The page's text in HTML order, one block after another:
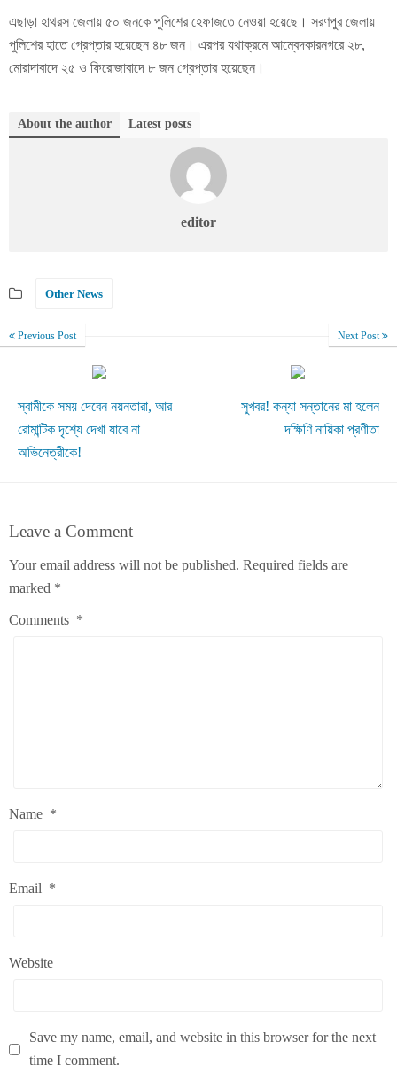
এছাড়া হাথরস জেলায় ৫০ জনকে পুলিশের হেফাজতে নেওয়া হয়েছে। সরণপুর জেলায়
পুলিশের হাতে গ্রেপ্তার হয়েছেন ৪৮ জন। এরপর যথাক্রমে আম্বেদকারনগরে ২৮,
মোরাদাবাদে ২৫ ও ফিরোজাবাদে ৮ জন গ্রেপ্তার হয়েছেন।
About the author Latest posts
editor
Other News
Previous Post
স্বামীকে সময় দেবেন নয়নতারা, আর
রোমান্টিক দৃশ্যে দেখা যাবে না
অভিনেত্রীকে!
Next Post
সুখবর! কন্যা সন্তানের মা হলেন
দক্ষিণি নায়িকা প্রণীতা
Leave a Comment
Your email address will not be published. Required fields are
marked *
Comments *
Name *
Email *
Website
Save my name, email, and website in this browser for the next
time I comment.